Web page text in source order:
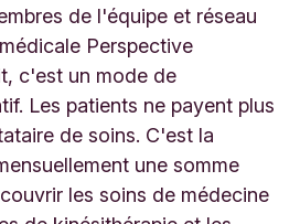
de l'équipe et réseau
Perspective
c'est un mode de
Les patients ne payent plus
de soins. C'est la
une somme
les soins de médecine